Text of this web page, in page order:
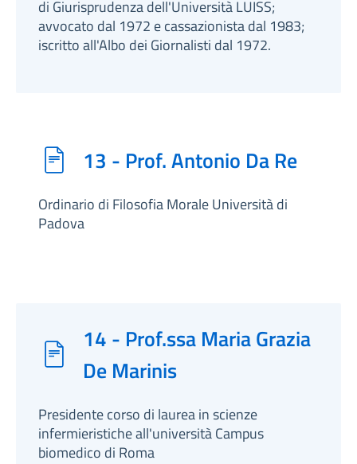
di Giurisprudenza dell'Università LUISS;
avvocato dal 1972 e cassazionista dal 1983;
iscritto all'Albo dei Giornalisti dal 1972.
13 - Prof. Antonio Da Re
Ordinario di Filosofia Morale Università di
Padova
14 - Prof.ssa Maria Grazia
De Marinis
Presidente corso di laurea in scienze
infermieristiche all'università Campus
biomedico di Roma